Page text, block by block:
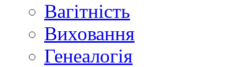
Вагітність
Виховання
Генеалогія